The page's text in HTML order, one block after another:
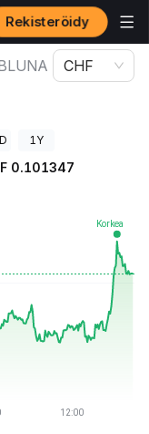
Rekisteröidy
CHF
1Y
0.101347